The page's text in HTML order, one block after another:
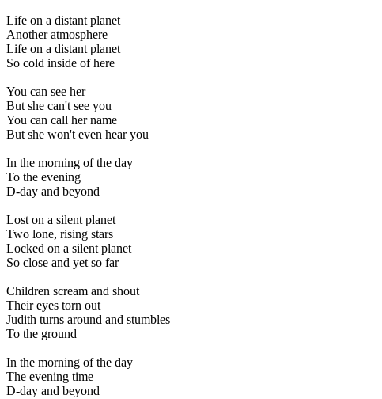
Life on a distant planet
Another atmosphere
Life on a distant planet
So cold inside of here
You can see her
But she can't see you
You can call her name
But she won't even hear you
In the morning of the day
To the evening
D-day and beyond
Lost on a silent planet
Two lone, rising stars
Locked on a silent planet
So close and yet so far
Children scream and shout
Their eyes torn out
Judith turns around and stumbles
To the ground
In the morning of the day
The evening time
D-day and beyond